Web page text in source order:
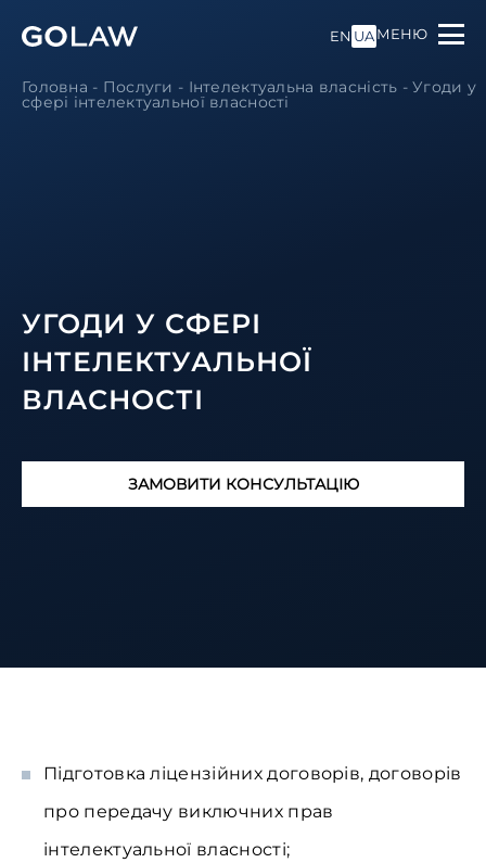
EN UAМЕНЮ
Головна - Послуги - Інтелектуальна власність -Угоди у
сфері інтелектуальної власності
УГОДИ У СФЕРІ
ІНТЕЛЕКТУАЛЬНОЇ
ВЛАСНОСТІ
ЗАМОВИТИ КОНСУЛЬТАЦІЮ
Підготовка ліцензійних договорів, договорів
про передачу виключних прав
інтелектуальної власності;